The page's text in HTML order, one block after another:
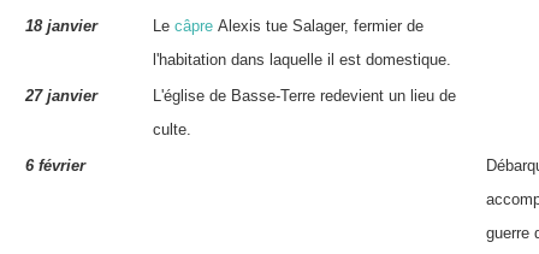
18 janvier
Le câpre Alexis tue Salager, fermier de
l'habitation dans laquelle il est domestique.
27 janvier
L'église de Basse-Terre redevient un lieu de
culte.
6 février
guerre